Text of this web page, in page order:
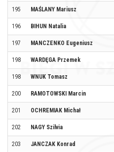
195 MAŚLANY Mariusz
196 BIHUN Natalia
197 MANCZENKO Eugeniusz
198 WARDĘGA Przemek
198 WNUK Tomasz
200 RAMOTOWSKI Marcin
201 OCHREMIAK Michał
202 NAGY Szilvia
203 JANCZAK Konrad